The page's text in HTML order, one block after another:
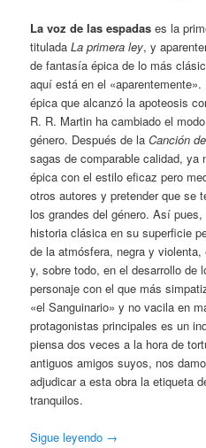
La voz de las espadas es la
tituladaLa primera ley, y
de fantasía épica de lo más
aquí está en el
épica que alcanzó la apoteosis
R. R. Martin ha cambiado el
género. Después de laCanción
sagas de comparable calidad, ya
épica con el estilo eficaz pero
otros autores y pretender que se
los grandes del género. Así pues,
historia clásica en su superficie
de la atmósfera, negra y
y, sobre todo, en el desarrollo de
personaje con el que más
«el Sanguinario» y no vacila en
protagonistas principales es un
piensa dos veces a la hora de
antiguos amigos suyos, nos
adjudicar a esta obra la etiqueta
tranquilos.
Sigue leyendo →